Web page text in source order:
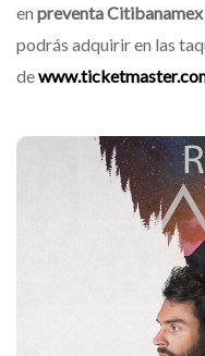
en preventa
podrás adquirir en las
de